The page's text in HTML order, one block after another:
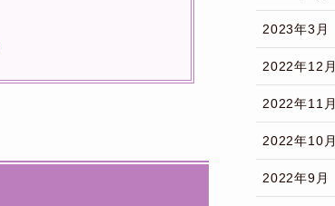
2023年3月
2022年12月
2022年11月
2022年10月
2022年9月